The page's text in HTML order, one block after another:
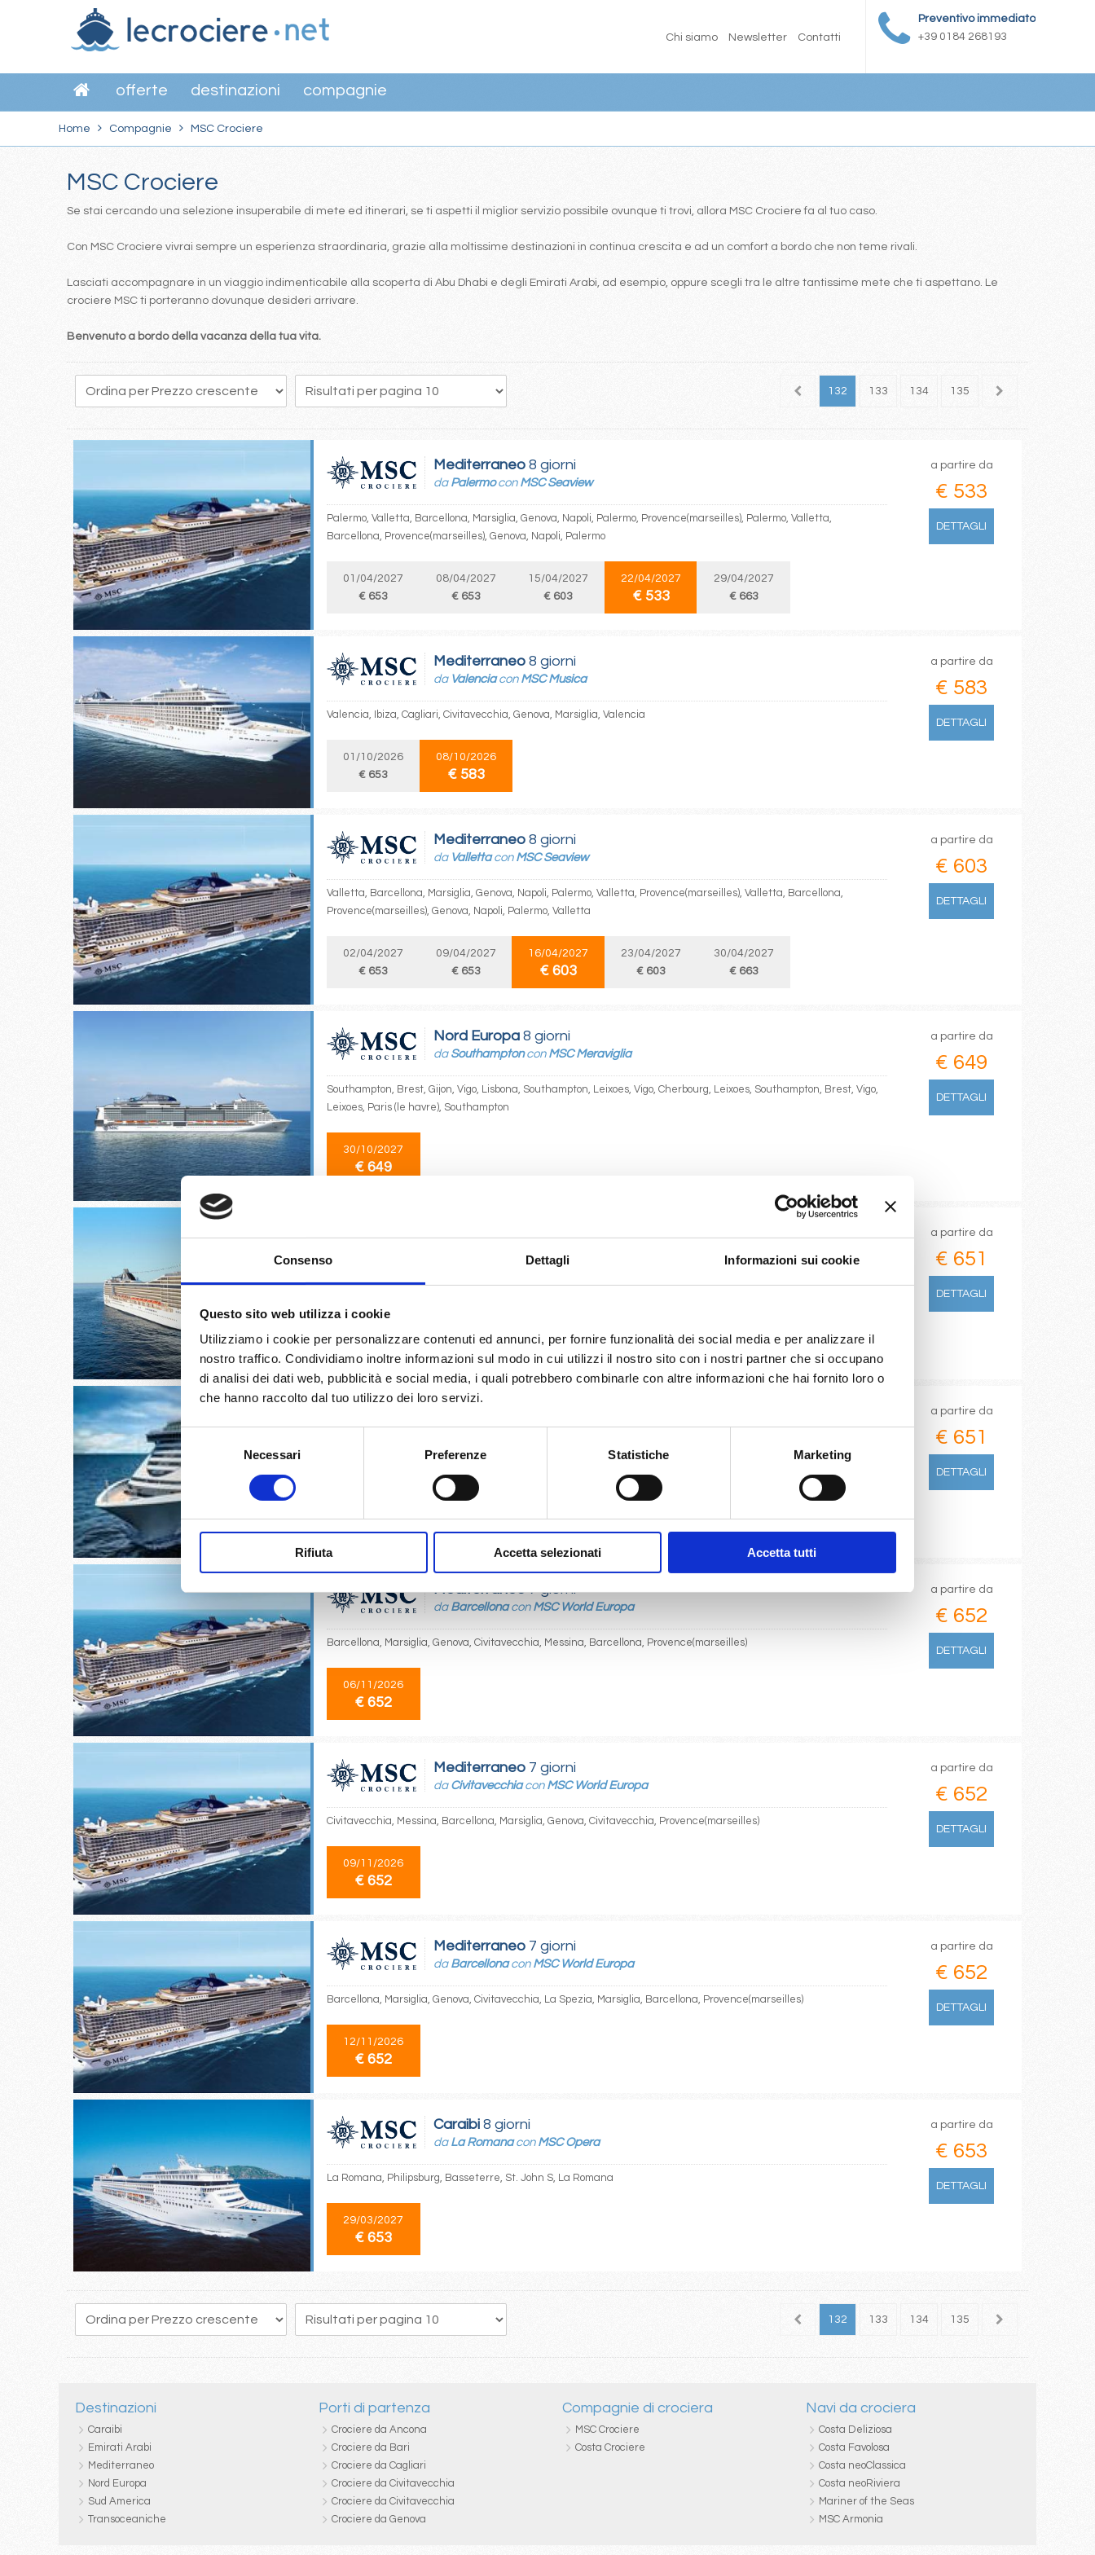
Consenso Dettagli Informazioni sui cookie
Questo sito web utilizza i cookie
Utilizziamo i cookie per personalizzare contenuti ed annunci, per fornire funzionalità dei social media e per analizzare il
nostro traffico. Condividiamo inoltre informazioni sul modo in cui utilizzi il nostro sito con i nostri partner che si occupano
di analisi dei dati web, pubblicità e social media, i quali potrebbero combinarle con altre informazioni che hai fornito loro o
che hanno raccolto dal tuo utilizzo dei loro servizi.
Selezione
del
Necessari Preferenze Statistiche Marketing
Rifiuta Accetta selezionati Accetta tutti
Preventivo immediato
+39 0184 268193
Chi siamo Newsletter Contatti
offerte destinazioni compagnie
Home Compagnie MSC Crociere
MSC Crociere
Se stai cercando una selezione insuperabile di mete ed itinerari, se ti aspetti il miglior servizio possibile ovunque ti trovi, allora MSC Crociere fa al tuo caso.
Con MSC Crociere vivrai sempre un esperienza straordinaria, grazie alla moltissime destinazioni in continua crescita e ad un comfort a bordo che non teme rivali.
Lasciati accompagnare in un viaggio indimenticabile alla scoperta di Abu Dhabi e degli Emirati Arabi, ad esempio, oppure scegli tra le altre tantissime mete che ti aspettano. Le
crociere MSC ti porteranno dovunque desideri arrivare.
Benvenuto a bordo della vacanza della tua vita.
114 115 116 117 118 119 120 121 122 124 131 132 133 134 135 136
Mediterraneo 8 giorni
da Palermocon MSC Seaview
Palermo, Valletta, Barcellona, Marsiglia, Genova, Napoli, Palermo, Provence(marseilles), Palermo, Valletta,
Barcellona, Provence(marseilles), Genova, Napoli, Palermo
01/04/2027
€ 653
08/04/2027
€ 653
15/04/2027
€ 603
22/04/2027
€ 533
29/04/2027
€ 663
a partire da
€ 533
DETTAGLI
Mediterraneo 8 giorni
da Valenciacon MSC Musica
Valencia, Ibiza, Cagliari, Civitavecchia, Genova, Marsiglia, Valencia
01/10/2026
€ 653
08/10/2026
€ 583
a partire da
€ 583
DETTAGLI
Mediterraneo 8 giorni
da Vallettacon MSC Seaview
Valletta, Barcellona, Marsiglia, Genova, Napoli, Palermo, Valletta, Provence(marseilles), Valletta, Barcellona,
Provence(marseilles), Genova, Napoli, Palermo, Valletta
02/04/2027
€ 653
09/04/2027
€ 653
16/04/2027
€ 603
23/04/2027
€ 603
30/04/2027
€ 663
a partire da
€ 603
DETTAGLI
Nord Europa 8 giorni
da Southamptoncon MSC Meraviglia
Southampton, Brest, Gijon, Vigo, Lisbona, Southampton, Leixoes, Vigo, Cherbourg, Leixoes, Southampton, Brest, Vigo,
Leixoes, Paris (le havre), Southampton
30/10/2027
€ 649
a partire da
€ 649
DETTAGLI
Oslo, Copenhagen, Warnemünde, Gdynia, Klaipeda, Riga, Stoccolma
€ 651
a partire da
€ 651
DETTAGLI
daPalermoconMSC Seashore
€ 651
a partire da
€ 651
DETTAGLI
Mediterraneo7 giorni
da Barcellonacon MSC World Europa
Barcellona, Marsiglia, Genova, Civitavecchia, Messina, Barcellona, Provence(marseilles)
06/11/2026
€ 652
a partire da
€ 652
DETTAGLI
Mediterraneo 7 giorni
da Civitavecchiacon MSC World Europa
Civitavecchia, Messina, Barcellona, Marsiglia, Genova, Civitavecchia, Provence(marseilles)
09/11/2026
€ 652
a partire da
€ 652
DETTAGLI
Mediterraneo 7 giorni
da Barcellonacon MSC World Europa
Barcellona, Marsiglia, Genova, Civitavecchia, La Spezia, Marsiglia, Barcellona, Provence(marseilles)
12/11/2026
€ 652
a partire da
€ 652
DETTAGLI
Caraibi 8 giorni
da La Romanacon MSC Opera
La Romana, Philipsburg, Basseterre, St. John S, La Romana
29/03/2027
€ 653
a partire da
€ 653
DETTAGLI
114 115 116 117 118 119 120 121 122 124 131 132 133 134 135 136
Destinazioni
Caraibi
Emirati Arabi
Mediterraneo
Nord Europa
Sud America
Transoceaniche
Porti di partenza
Crociere da Ancona
Crociere da Bari
Crociere da Cagliari
Crociere da Civitavecchia
Crociere da Civitavecchia
Crociere da Genova
Compagnie di crociera
MSC Crociere
Costa Crociere
Navi da crociera
Costa Deliziosa
Costa Favolosa
Costa neoClassica
Costa neoRiviera
Mariner of the Seas
MSC Armonia